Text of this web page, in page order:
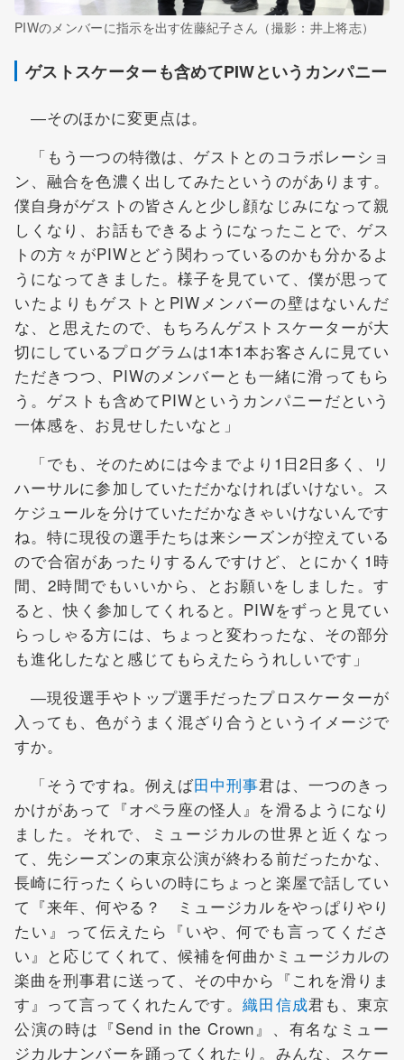
PIWのメンバーに指示を出す佐藤紀子さん（撮影：井上将志）
ゲストスケーターも含めてPIWというカンパニー
―そのほかに変更点は。
「もう一つの特徴は、ゲストとのコラボレーショ
ン、融合を色濃く出してみたというのがあります。
僕自身がゲストの皆さんと少し顔なじみになって親
しくなり、お話もできるようになったことで、ゲス
トの方々がPIWとどう関わっているのかも分かるよ
うになってきました。様子を見ていて、僕が思って
いたよりもゲストとPIWメンバーの壁はないんだ
な、と思えたので、もちろんゲストスケーターが大
切にしているプログラムは1本1本お客さんに見てい
ただきつつ、PIWのメンバーとも一緒に滑ってもら
う。ゲストも含めてPIWというカンパニーだという
一体感を、お見せしたいなと」
「でも、そのためには今までより1日2日多く、リ
ハーサルに参加していただかなければいけない。ス
ケジュールを分けていただかなきゃいけないんです
ね。特に現役の選手たちは来シーズンが控えている
ので合宿があったりするんですけど、とにかく1時
間、2時間でもいいから、とお願いをしました。す
ると、快く参加してくれると。PIWをずっと見てい
らっしゃる方には、ちょっと変わったな、その部分
も進化したなと感じてもらえたらうれしいです」
―現役選手やトップ選手だったプロスケーターが
入っても、色がうまく混ざり合うというイメージで
すか。
「そうですね。例えば田中刑事君は、一つのきっ
かけがあって『オペラ座の怪人』を滑るようになり
ました。それで、ミュージカルの世界と近くなっ
て、先シーズンの東京公演が終わる前だったかな、
長崎に行ったくらいの時にちょっと楽屋で話してい
て『来年、何やる？ ミュージカルをやっぱりやり
たい』って伝えたら『いや、何でも言ってくださ
い』と応じてくれて、候補を何曲かミュージカルの
楽曲を刑事君に送って、その中から『これを滑りま
す』って言ってくれたんです。織田信成君も、東京
公演の時は『Send in the Crown』、有名なミュー
ジカルナンバーを踊ってくれたり。みんな、スケー